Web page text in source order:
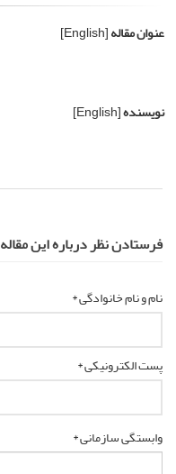
عنوان مقاله[English]
نویسنده[English]
فرستادن نظر درباره این مقاله
نام و نام خانوادگی *
پست الکترونیکی *
وابستگی سازمانی *